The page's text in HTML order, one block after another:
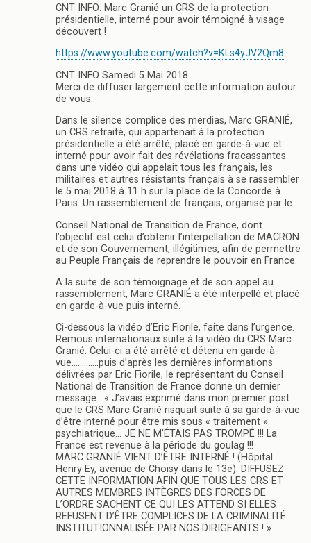
CNT INFO: Marc Granié un CRS de la protection
présidentielle, interné pour avoir témoigné à visage
découvert !
https://www.youtube.com/watch?v=KLs4yJV2Qm8
CNT INFO Samedi 5 Mai 2018
Merci de diffuser largement cette information autour
de vous.
Dans le silence complice des merdias, Marc GRANIÉ,
un CRS retraité, qui appartenait à la protection
présidentielle a été arrêté, placé en garde-à-vue et
interné pour avoir fait des révélations fracassantes
dans une vidéo qui appelait tous les français, les
militaires et autres résistants français à se rassembler
le 5 mai 2018 à 11 h sur la place de la Concorde à
Paris. Un rassemblement de français, organisé par le
Conseil National de Transition de France, dont
l’objectif est celui d’obtenir l’interpellation de MACRON
et de son Gouvernement, illégitimes, afin de permettre
au Peuple Français de reprendre le pouvoir en France.
A la suite de son témoignage et de son appel au
rassemblement, Marc GRANIÉ a été interpellé et placé
en garde-à-vue puis interné.
Ci-dessous la vidéo d’Eric Fiorile, faite dans l’urgence.
Remous internationaux suite à la vidéo du CRS Marc
Granié. Celui-ci a été arrêté et détenu en garde-à-
vue………….puis d’après les dernières informations
délivrées par Eric Fiorile, le représentant du Conseil
National de Transition de France donne un dernier
message : « J’avais exprimé dans mon premier post
que le CRS Marc Granié risquait suite à sa garde-à-vue
d’être interné pour être mis sous « traitement »
psychiatrique… JE NE M’ÉTAIS PAS TROMPÉ !!! La
France est revenue à la période du goulag !!!
MARC GRANIÉ VIENT D’ÊTRE INTERNÉ ! (Hôpital
Henry Ey, avenue de Choisy dans le 13e). DIFFUSEZ
CETTE INFORMATION AFIN QUE TOUS LES CRS ET
AUTRES MEMBRES INTÈGRES DES FORCES DE
L’ORDRE SACHENT CE QUI LES ATTEND SI ELLES
REFUSENT D’ÊTRE COMPLICES DE LA CRIMINALITÉ
INSTITUTIONNALISÉE PAR NOS DIRIGEANTS ! »